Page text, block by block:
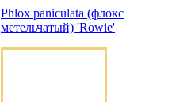
Phlox paniculata (флокс
метельчатый) 'Rowie'